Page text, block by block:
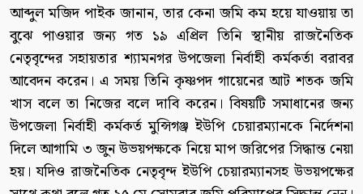
আব্দুল মজিদ পাইক জানান, তার কেনা জমি কম হয়ে যাওয়ায় তা
বুঝে পাওয়ার জন্য গত ১৯ এপ্রিল তিনি স্থানীয় রাজনৈতিক
নেতৃবৃন্দের সহায়তার শ্যামনগর উপজেলা নির্বাহী কর্মকর্তা বরাবর
আবেদন করেন। এ সময় তিনি কৃষ্ণপদ গায়েনের আট শতক জমি
খাস বলে তা নিজের বলে দাবি করেন। বিষয়টি সমাধানের জন্য
উপজেলা নির্বাহী কর্মকর্ত মুন্সিগঞ্জ ইউপি চেয়ারম্যানকে নির্দেশনা
দিলে আগামি ৩ জুন উভয়পক্ষকে নিয়ে মাপ জরিপের সিদ্ধান্ত নেয়া
হয়। যদিও রাজনৈতিক নেতৃবৃন্দ ইউপি চেয়ারম্যানসহ উভয়পক্ষের